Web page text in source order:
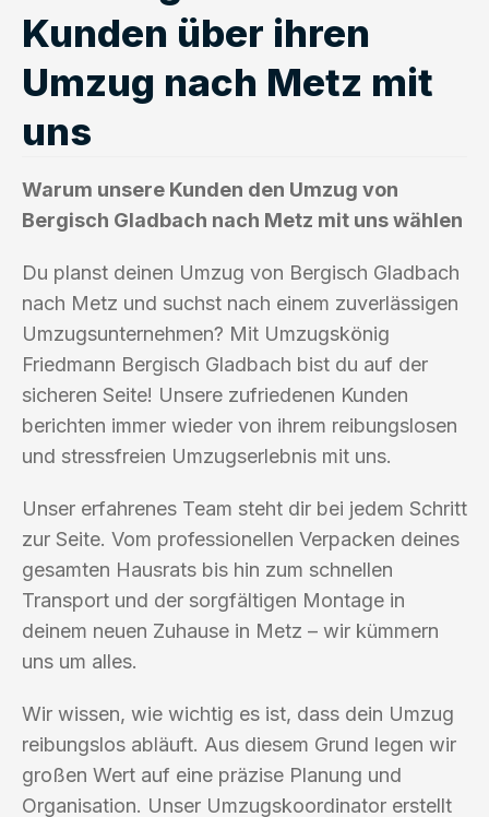
Kunden über ihren
Umzug nach Metz mit
uns
Warum unsere Kunden den Umzug von
Bergisch Gladbach nach Metz mit uns wählen
Du planst deinen Umzug von Bergisch Gladbach
nach Metz und suchst nach einem zuverlässigen
Umzugsunternehmen? Mit Umzugskönig
Friedmann Bergisch Gladbach bist du auf der
sicheren Seite! Unsere zufriedenen Kunden
berichten immer wieder von ihrem reibungslosen
und stressfreien Umzugserlebnis mit uns.
Unser erfahrenes Team steht dir bei jedem Schritt
zur Seite. Vom professionellen Verpacken deines
gesamten Hausrats bis hin zum schnellen
Transport und der sorgfältigen Montage in
deinem neuen Zuhause in Metz – wir kümmern
uns um alles.
Wir wissen, wie wichtig es ist, dass dein Umzug
reibungslos abläuft. Aus diesem Grund legen wir
großen Wert auf eine präzise Planung und
Organisation. Unser Umzugskoordinator erstellt